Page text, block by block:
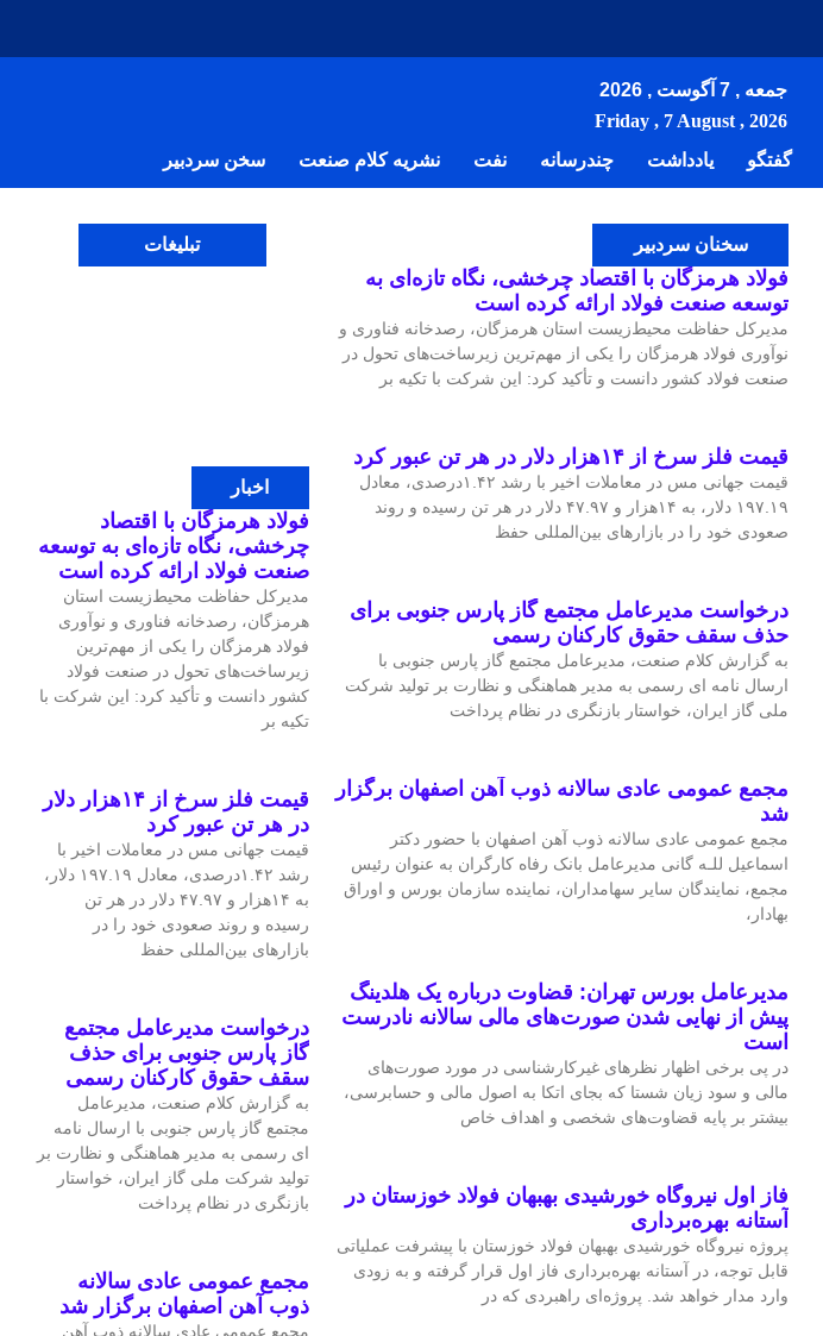
جمعه , 7 آگوست , 2026
Friday , 7 August , 2026
گفتگو یادداشت چندرسانه نفت نشریه کلام صنعت سخن سردبیر
سخنان سردبیر
فولاد هرمزگان با اقتصاد چرخشی، نگاه تازه‌ای به
توسعه صنعت فولاد ارائه کرده است
مدیرکل حفاظت محیط‌زیست استان هرمزگان، رصدخانه فناوری و
نوآوری فولاد هرمزگان را یکی از مهم‌ترین زیرساخت‌های تحول در
صنعت فولاد کشور دانست و تأکید کرد: این شرکت با تکیه بر
قیمت فلز سرخ از ۱۴هزار دلار در هر تن عبور کرد
قیمت جهانی مس در معاملات اخیر با رشد ۱.۴۲درصدی، معادل
۱۹۷.۱۹ دلار، به ۱۴هزار و ۴۷.۹۷ دلار در هر تن رسیده و روند
صعودی خود را در بازارهای بین‌المللی حفظ
درخواست مدیرعامل مجتمع گاز پارس جنوبی برای
حذف سقف حقوق کارکنان رسمی
به گزارش کلام صنعت، مدیرعامل مجتمع گاز پارس جنوبی با
ارسال نامه ای رسمی به مدیر هماهنگی و نظارت بر تولید شرکت
ملی گاز ایران، خواستار بازنگری در نظام پرداخت
مجمع عمومی عادی سالانه ذوب آهن اصفهان برگزار
شد
مجمع عمومی عادی سالانه ذوب آهن اصفهان با حضور دکتر
اسماعیل للـه گانی مدیرعامل بانک رفاه کارگران به عنوان رئیس
مجمع، نمایندگان سایر سهامداران، نماینده سازمان بورس و اوراق
بهادار،
مدیرعامل بورس تهران: قضاوت درباره یک هلدینگ
پیش از نهایی شدن صورت‌های مالی سالانه نادرست
است
در پی برخی اظهار نظرهای غیرکارشناسی در مورد صورت‌های
مالی و سود زیان شستا که بجای اتکا به اصول مالی و حسابرسی،
بیشتر بر پایه قضاوت‌‌های شخصی و اهداف خاص
فاز اول نیروگاه خورشیدی بهبهان فولاد خوزستان در
آستانه بهره‌برداری
پروژه نیروگاه خورشیدی بهبهان فولاد خوزستان با پیشرفت عملیاتی
قابل‌ توجه، در آستانه بهره‌برداری فاز اول قرار گرفته و به‌ زودی
وارد مدار خواهد شد. پروژه‌ای راهبردی که در
تبلیغات
اخبار
فولاد هرمزگان با اقتصاد
چرخشی، نگاه تازه‌ای به توسعه
صنعت فولاد ارائه کرده است
مدیرکل حفاظت محیط‌زیست استان
هرمزگان، رصدخانه فناوری و نوآوری
فولاد هرمزگان را یکی از مهم‌ترین
زیرساخت‌های تحول در صنعت فولاد
کشور دانست و تأکید کرد: این شرکت با
تکیه بر
قیمت فلز سرخ از ۱۴هزار دلار
در هر تن عبور کرد
قیمت جهانی مس در معاملات اخیر با
رشد ۱.۴۲درصدی، معادل ۱۹۷.۱۹ دلار،
به ۱۴هزار و ۴۷.۹۷ دلار در هر تن
رسیده و روند صعودی خود را در
بازارهای بین‌المللی حفظ
درخواست مدیرعامل مجتمع
گاز پارس جنوبی برای حذف
سقف حقوق کارکنان رسمی
به گزارش کلام صنعت، مدیرعامل
مجتمع گاز پارس جنوبی با ارسال نامه
ای رسمی به مدیر هماهنگی و نظارت بر
تولید شرکت ملی گاز ایران، خواستار
بازنگری در نظام پرداخت
مجمع عمومی عادی سالانه
ذوب آهن اصفهان برگزار شد
مجمع عمومی عادی سالانه ذوب آهن